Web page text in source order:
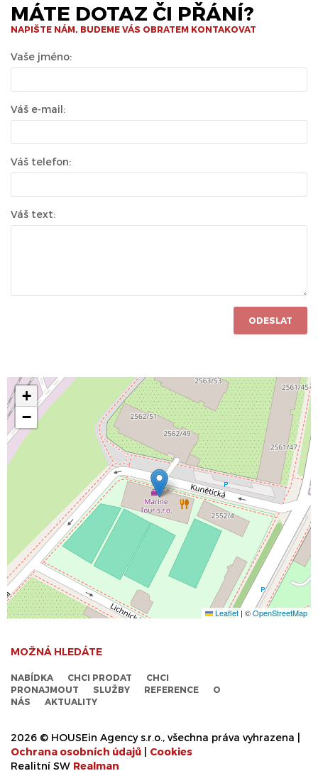
MÁTE DOTAZ ČI PŘÁNÍ?
NAPIŠTE NÁM, BUDEME VÁS OBRATEM KONTAKOVAT
Vaše jméno:
Váš e-mail:
Váš telefon:
Váš text:
ODESLAT
+
−
Leaflet | ©OpenStreetMap
MOŽNÁ HLEDÁTE
NABÍDKA CHCI PRODAT
CHCI
PRONAJMOUT
SLUŽBY REFERENCE
O
NÁS
AKTUALITY
2026 © HOUSEin Agency s.r.o., všechna práva vyhrazena |
Ochrana osobních údajů
Cookies
Realitní SW Realman